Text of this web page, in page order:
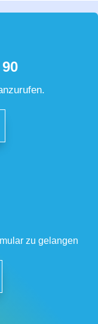
zu gelangen